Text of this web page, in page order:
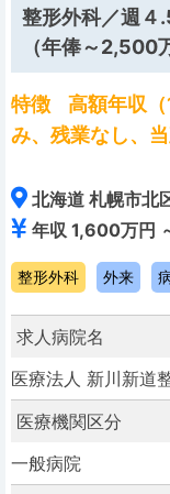
整形外科／週４
（年俸～2,500
特徴 高額年収
み、残業なし、
北海道 札幌市北
年収 1,600万円
整形外科 外来
求人病院名
医療法人 新川新道
医療機関区分
一般病院